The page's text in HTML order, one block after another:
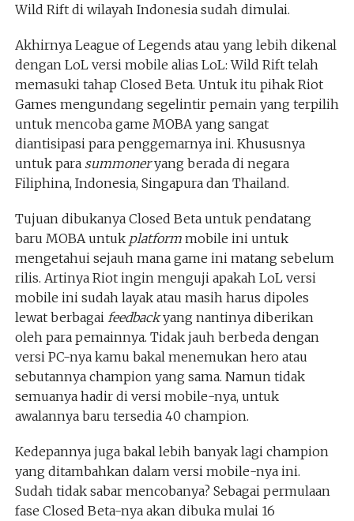
Wild Rift di wilayah Indonesia sudah dimulai.
Akhirnya League of Legends atau yang lebih dikenal
dengan LoL versi mobile alias LoL: Wild Rift telah
memasuki tahap Closed Beta. Untuk itu pihak Riot
Games mengundang segelintir pemain yang terpilih
untuk mencoba game MOBA yang sangat
diantisipasi para penggemarnya ini. Khususnya
untuk para summoneryang berada di negara
Filiphina, Indonesia, Singapura dan Thailand.
Tujuan dibukanya Closed Beta untuk pendatang
baru MOBA untuk platformmobile ini untuk
mengetahui sejauh mana game ini matang sebelum
rilis. Artinya Riot ingin menguji apakah LoL versi
mobile ini sudah layak atau masih harus dipoles
lewat berbagai feedbackyang nantinya diberikan
oleh para pemainnya. Tidak jauh berbeda dengan
versi PC-nya kamu bakal menemukan hero atau
sebutannya champion yang sama. Namun tidak
semuanya hadir di versi mobile-nya, untuk
awalannya baru tersedia 40 champion.
Kedepannya juga bakal lebih banyak lagi champion
yang ditambahkan dalam versi mobile-nya ini.
Sudah tidak sabar mencobanya? Sebagai permulaan
fase Closed Beta-nya akan dibuka mulai 16